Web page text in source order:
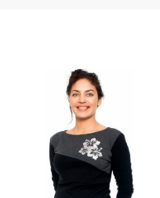
Detail produktu